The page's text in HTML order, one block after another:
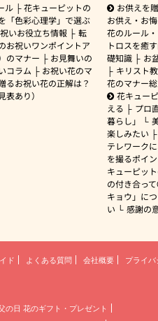
ル
花キューピットの
「色彩心理学」で選ぶ
いお役立ち情報
転
お祝いワンポイントア
のマナー
お見舞いの
コラム
お祝い花のマ
るお祝い花の正解は？
あり）
お供えを
お供え・お
花のルール
トロスを癒
礎知識
お
キリスト
花のマナー
花キュー
える
プロ
暮らし」
楽しみたい
テレワーク
を撮るポイ
キューピッ
の付き合っ
キョウ」に
い
感謝の
ド よくある質問 会社概要
プライバ
の日 花のギフト・プレゼント